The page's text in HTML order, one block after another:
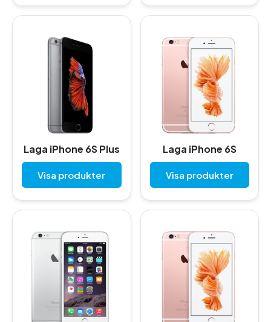
Laga iPhone 6S Plus
Visa produkter
Laga iPhone 6S
Visa produkter